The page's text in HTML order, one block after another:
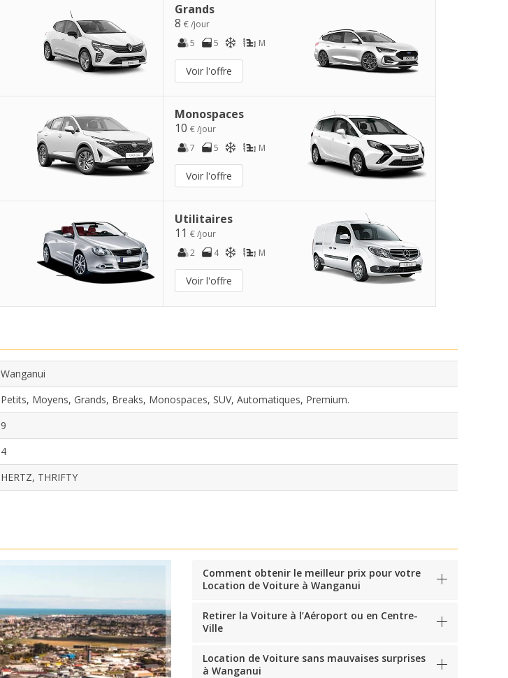
Grands
8 € /jour
5
5 M
Voir l'offre
Monospaces
10 € /jour
7
5 M
Voir l'offre
Utilitaires
11 € /jour
2
4 M
Voir l'offre
Wanganui
Petits, Moyens, Grands, Breaks, Monospaces, SUV, Automatiques, Premium.
9
4
HERTZ, THRIFTY
Comment obtenir le meilleur prix pour votre
Location de Voiture à Wanganui
Retirer la Voiture à l’Aéroport ou en Centre-
Ville
Location de Voiture sans mauvaises surprises
à Wanganui